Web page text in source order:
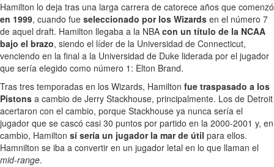
Hamilton lo deja tras una larga carrera de catorece años que comenzó
en 1999, cuando fue seleccionado por los Wizards en el número 7
de aquel draft. Hamilton llegaba a la NBA con un título de la NCAA
bajo el brazo, siendo el líder de la Universidad de Connecticut,
venciendo en la final a la Universidad de Duke liderada por el jugador
que sería elegido como número 1: Elton Brand.
Tras tres temporadas en los Wizards, Hamilton fue traspasado a los
Pistons a cambio de Jerry Stackhouse, principalmente. Los de Detroit
acertaron con el cambio, porque Stackhouse ya nunca sería el
jugador que se cascó casi 30 puntos por partido en la 2000-2001 y, en
cambio, Hamilton sí sería un jugador la mar de útil para ellos.
Hamnilton se iba a convertir en un jugador letal en lo que llaman el
mid-range.